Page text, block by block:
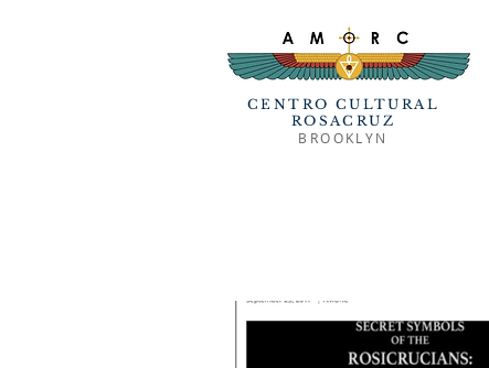
CENTRO CULTURAL
ROSACRUZ
BROOKLYN